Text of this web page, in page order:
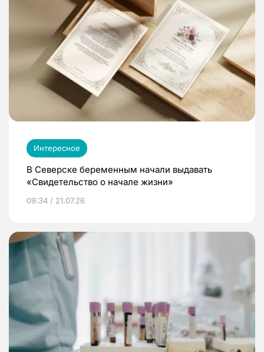
Интересное
В Северске беременным начали выдавать
«Свидетельство о начале жизни»
09:34 / 21.07.26